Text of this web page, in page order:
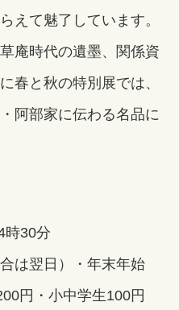
えて魅了しています。
庵時代の遺墨、関係資
春と秋の特別展では、
阿部家に伝わる名品に
時30分
は翌日）・年末年始
円・小中学生100円